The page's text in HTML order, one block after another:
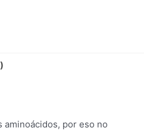
por eso no